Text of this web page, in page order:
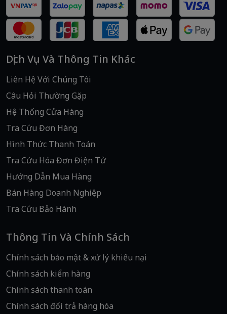
Dịch Vụ Và Thông Tin Khác
Liên Hệ Với Chúng Tôi
Câu Hỏi Thường Gặp
Hệ Thống Cửa Hàng
Tra Cứu Đơn Hàng
Hình Thức Thanh Toán
Tra Cứu Hóa Đơn Điện Tử
Hướng Dẫn Mua Hàng
Bán Hàng Doanh Nghiệp
Tra Cứu Bảo Hành
Thông Tin Và Chính Sách
Chính sách bảo mật & xử lý khiếu nại
Chính sách kiểm hàng
Chính sách thanh toán
Chính sách đổi trả hàng hóa